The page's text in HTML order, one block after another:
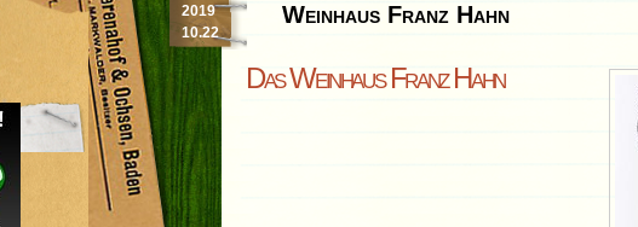
Weinhaus Franz Hahn
2019
10.22
Das Weinhaus Franz Hahn